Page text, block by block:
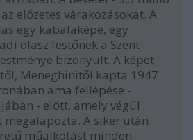
előzetes várakozásokat. A
egy kabalaképe, egy
olasz festőnek a Szent
bizonyult. A képet
Meneghinitől kapta 1947
ama fellépése -
- előtt, amely végül
megalapozta. A siker után
műalkotást minden